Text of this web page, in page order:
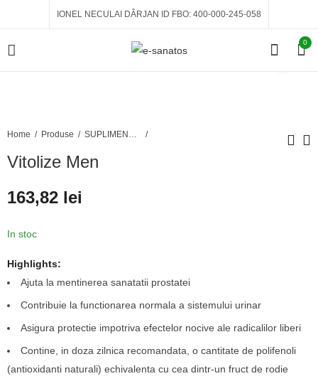
IONEL NECULAI DÂRJAN ID FBO: 400-000-245-058
0
Home Produse SUPLIMENTE ALIMENTARE
Vitolize Men
163,82 lei
In stoc
Highlights:
Ajuta la mentinerea sanatatii prostatei
Contribuie la functionarea normala a sistemului urinar
Asigura protectie impotriva efectelor nocive ale radicalilor liberi
Contine, in doza zilnica recomandata, o cantitate de polifenoli
(antioxidanti naturali) echivalenta cu cea dintr-un fruct de rodie